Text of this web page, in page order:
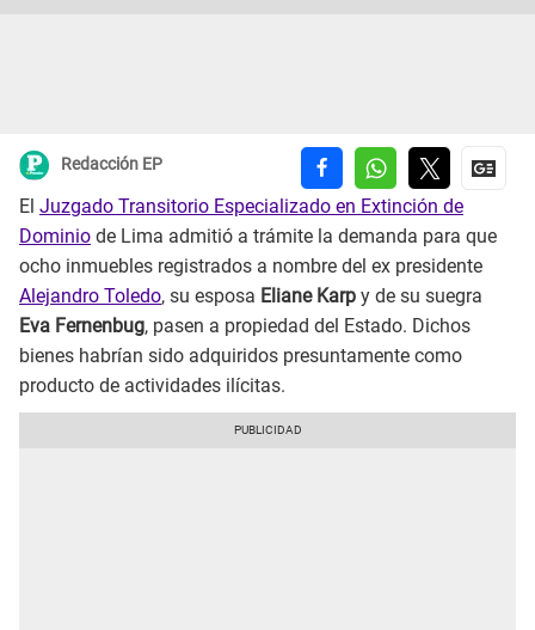
Redacción EP
El Juzgado Transitorio Especializado en Extinción de
Dominio de Lima admitió a trámite la demanda para que
ocho inmuebles registrados a nombre del ex presidente
Alejandro Toledo, su esposa Eliane Karp y de su suegra
Eva Fernenbug, pasen a propiedad del Estado. Dichos
bienes habrían sido adquiridos presuntamente como
producto de actividades ilícitas.